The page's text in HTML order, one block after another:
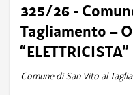
325/26 -
Tagliamento –
Comune di San Vito al